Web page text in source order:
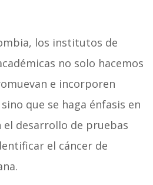
los institutos de
no solo hacemos
e incorporen
que se haga énfasis en
el desarrollo de pruebas
el cáncer de